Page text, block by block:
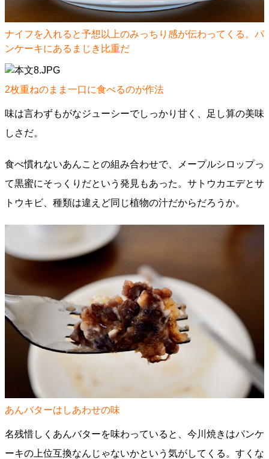
ナイフを入れると予想以上のみっちり感が伝わってくる。パ
ンケーキにあるまじき比重だ
2枚重ねのまま一口に食べるのが作法
味は言わずもがなジューシーでしっかり甘く、足し算の美味
しさだ。
食べ慣れないあんことの組み合わせで、メープルシロップっ
て黒蜜にそっくりだという発見もあった。サトウカエデとサ
トウキビ、種類は違えど同じ植物の汁だからだろうか。
あんバターはしあわせの味
名残惜しくあんバターを味わっていると、今川焼きはパンケ
ーキの上位互換なんじゃないかという気がしてくる。すくな